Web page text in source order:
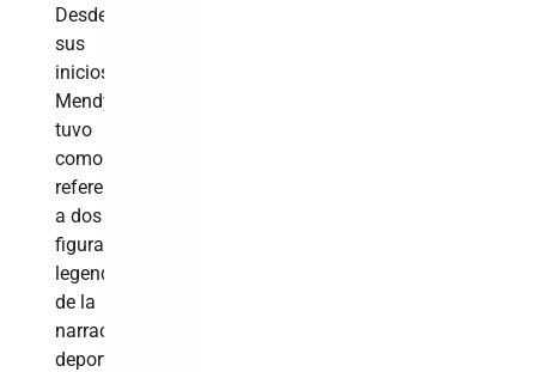
Desde
sus
inicios,
Mendy
tuvo
como
referentes
a dos
figuras
legendarias
de la
narración
deportiva